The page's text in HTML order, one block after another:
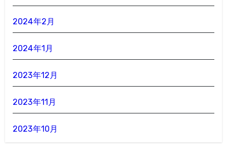
2024年2月
2024年1月
2023年12月
2023年11月
2023年10月